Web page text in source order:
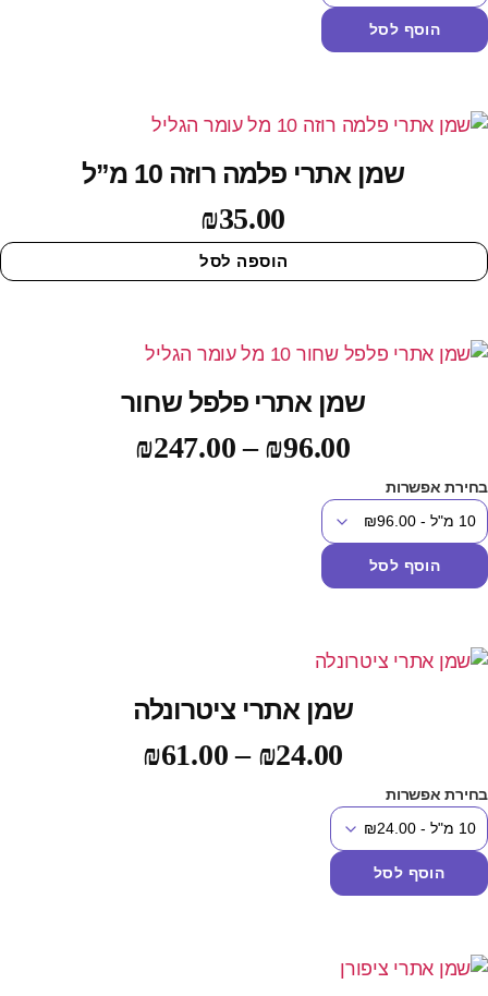
הוסף לסל
שמן אתרי פלמה רוזה 10 מ”ל
₪35.00
הוספה לסל
שמן אתרי פלפל שחור
₪96.00
–
₪247.00
אפשרות
הוסף לסל
שמן אתרי ציטרונלה
₪24.00
–
₪61.00
אפשרות
הוסף לסל